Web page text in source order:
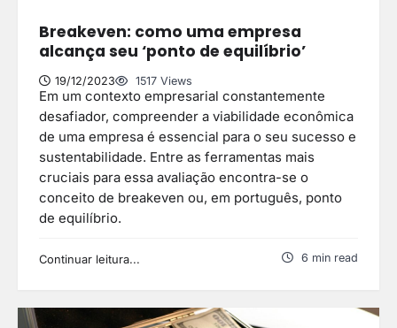
Breakeven: como uma empresa
alcança seu ‘ponto de equilíbrio’
19/12/2023 1517 Views
Em um contexto empresarial constantemente
desafiador, compreender a viabilidade econômica
de uma empresa é essencial para o seu sucesso e
sustentabilidade. Entre as ferramentas mais
cruciais para essa avaliação encontra-se o
conceito de breakeven ou, em português, ponto
de equilíbrio.
Continuar leitura... 6 min read